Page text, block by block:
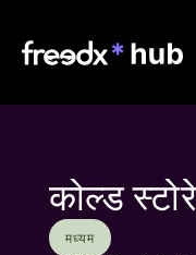
कोल्ड
मध्यम